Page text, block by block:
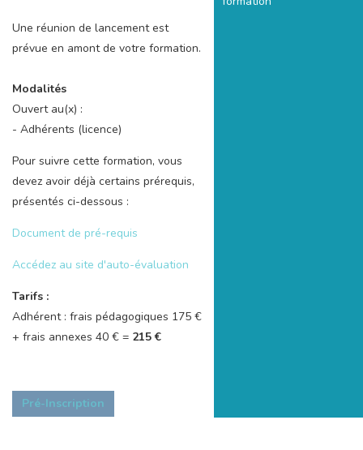
Une réunion de lancement est
prévue en amont de votre formation.
Modalités
Ouvert au(x) :
- Adhérents (licence)
Pour suivre cette formation, vous
devez avoir déjà certains prérequis,
présentés ci-dessous :
Document de pré-requis
Accédez au site d'auto-évaluation
Tarifs :
Adhérent : frais pédagogiques 175 €
+ frais annexes 40 € = 215 €
Pré-Inscription